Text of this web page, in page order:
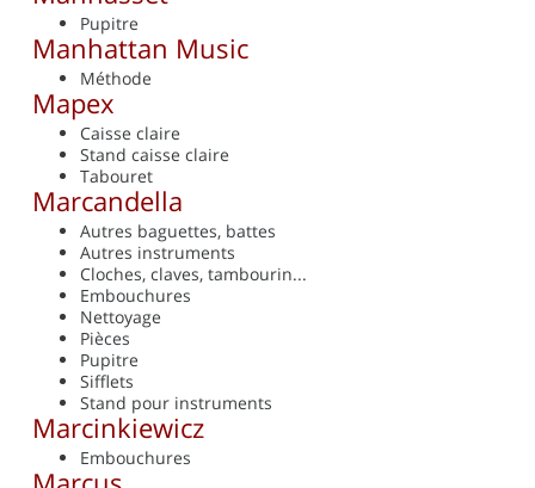
Pupitre
Manhattan Music
Méthode
Mapex
Caisse claire
Stand caisse claire
Tabouret
Marcandella
Autres baguettes, battes
Autres instruments
Cloches, claves, tambourin...
Embouchures
Nettoyage
Pièces
Pupitre
Sifflets
Stand pour instruments
Marcinkiewicz
Embouchures